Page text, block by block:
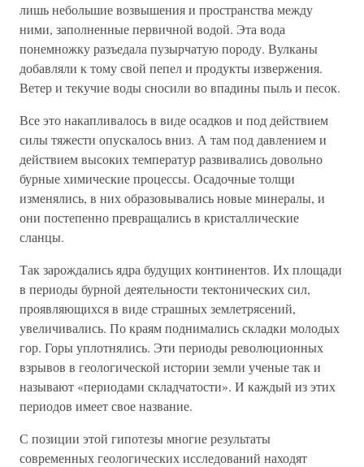
лишь небольшие возвышения и пространства между
ними, заполненные первичной водой. Эта вода
понемножку разъедала пузырчатую породу. Вулканы
добавляли к тому свой пепел и продукты извержения.
Ветер и текучие воды сносили во впадины пыль и песок.
Все это накапливалось в виде осадков и под действием
силы тяжести опускалось вниз. А там под давлением и
действием высоких температур развивались довольно
бурные химические процессы. Осадочные толщи
изменялись, в них образовывались новые минералы, и
они постепенно превращались в кристаллические
сланцы.
Так зарождались ядра будущих континентов. Их площади
в периоды бурной деятельности тектонических сил,
проявляющихся в виде страшных землетрясений,
увеличивались. По краям поднимались складки молодых
гор. Горы уплотнялись. Эти периоды революционных
взрывов в геологической истории земли ученые так и
называют «периодами складчатости». И каждый из этих
периодов имеет свое название.
С позиции этой гипотезы многие результаты
современных геологических исследований находят